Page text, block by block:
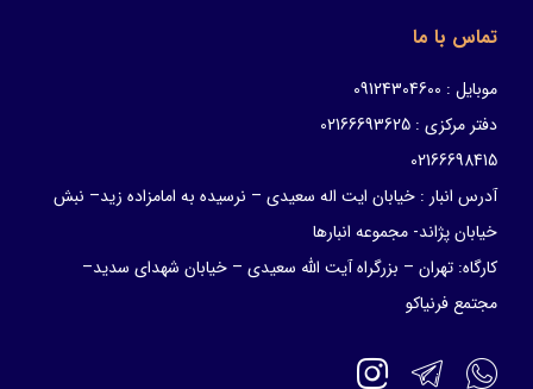
تماس با ما
موبایل : 09124304600
دفتر مرکزی : 02166693625
02166698415
آدرس انبار : خیابان ایت اله سعیدی – نرسیده به امامزاده زید– نبش
خیابان پژاند- مجموعه انبارها
کارگاه: تهران – بزرگراه آیت الله سعیدی – خیابان شهدای سدید–
مجتمع فرنیاکو